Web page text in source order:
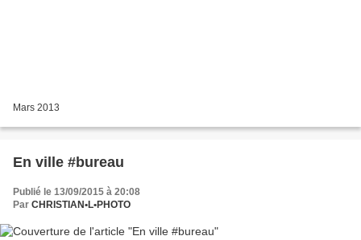
Mars 2013
En ville #bureau
Publié le 13/09/2015 à 20:08
Par CHRISTIAN•L•PHOTO